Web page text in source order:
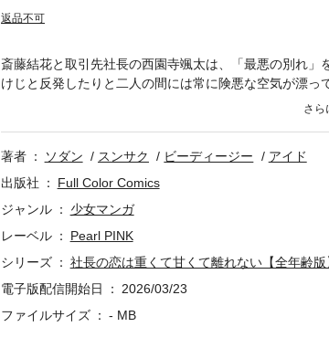
返品不可
斎藤結花と取引先社長の西園寺颯太は、「最悪の別れ
けじと反発したりと二人の間には常に険悪な空気が漂っ
という噂が飛び込んできて、結花は複雑な想いを抱く
器用な大人の「すれ違いラブストーリー」。※こちらは
著者 ソダン スンサク ビーディージー
アイド
出版社
Full Color Comics
ジャンル
少女マンガ
レーベル
Pearl PINK
シリーズ
社長の恋は重くて甘くて離れない【全年齢版
電子版配信開始日
2026/03/23
ファイルサイズ
- MB